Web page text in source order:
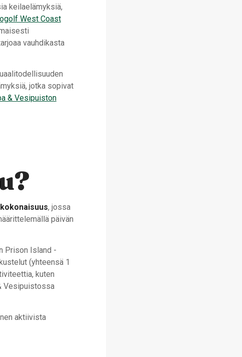
keilaelämyksiä,
West Coast
vauhdikasta
jotka sopivat
& Vesipuiston
, jossa
päivän
Prison Island -
(yhteensä 1
kuten
Vesipuistossa
aktiivista